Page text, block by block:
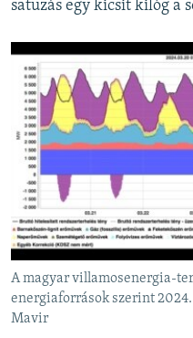
satuzás egy kicsit kilóg a
A magyar villamosenergia-
energiaforrások szerint
Mavir